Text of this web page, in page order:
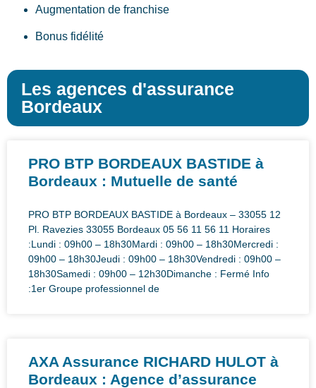
Augmentation de franchise
Bonus fidélité
Les agences d'assurance
Bordeaux
PRO BTP BORDEAUX BASTIDE à
Bordeaux : Mutuelle de santé
PRO BTP BORDEAUX BASTIDE à Bordeaux – 33055 12
Pl. Ravezies 33055 Bordeaux 05 56 11 56 11 Horaires
:Lundi : 09h00 – 18h30Mardi : 09h00 – 18h30Mercredi :
09h00 – 18h30Jeudi : 09h00 – 18h30Vendredi : 09h00 –
18h30Samedi : 09h00 – 12h30Dimanche : Fermé Info
:1er Groupe professionnel de
AXA Assurance RICHARD HULOT à
Bordeaux : Agence d’assurance